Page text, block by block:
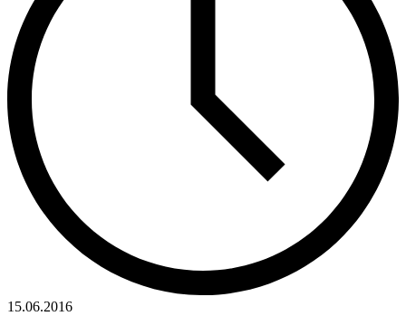
15.06.2016